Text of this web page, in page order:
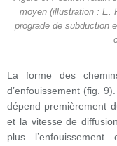
moyen (illustration : E.
prograde de subduction
La forme des
d’enfouissement (fig.
dépend premièrement
et la vitesse de
plus